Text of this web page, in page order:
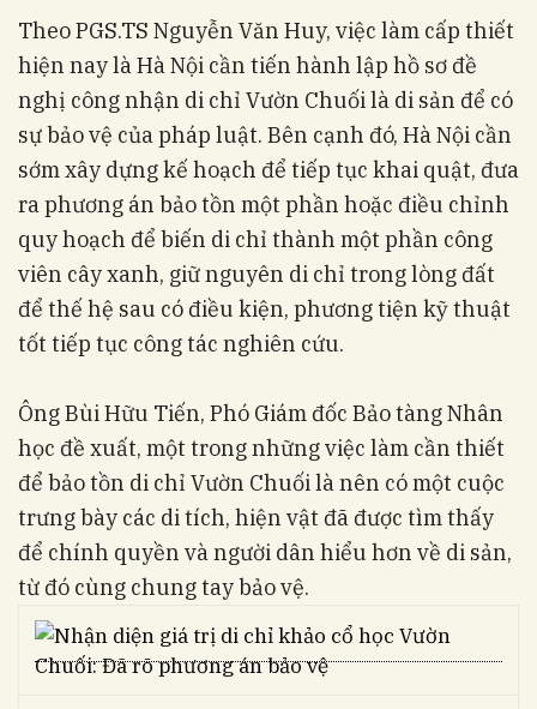
Theo PGS.TS Nguyễn Văn Huy, việc làm cấp thiết
hiện nay là Hà Nội cần tiến hành lập hồ sơ đề
nghị công nhận di chỉ Vườn Chuối là di sản để có
sự bảo vệ của pháp luật. Bên cạnh đó, Hà Nội cần
sớm xây dựng kế hoạch để tiếp tục khai quật, đưa
ra phương án bảo tồn một phần hoặc điều chỉnh
quy hoạch để biến di chỉ thành một phần công
viên cây xanh, giữ nguyên di chỉ trong lòng đất
để thế hệ sau có điều kiện, phương tiện kỹ thuật
tốt tiếp tục công tác nghiên cứu.
Ông Bùi Hữu Tiến, Phó Giám đốc Bảo tàng Nhân
học đề xuất, một trong những việc làm cần thiết
để bảo tồn di chỉ Vườn Chuối là nên có một cuộc
trưng bày các di tích, hiện vật đã được tìm thấy
để chính quyền và người dân hiểu hơn về di sản,
từ đó cùng chung tay bảo vệ.